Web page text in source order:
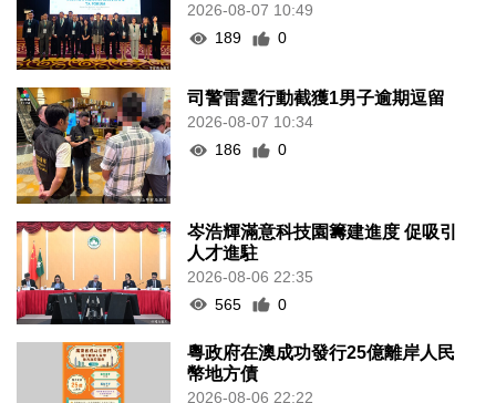
2026-08-07 10:49
189
0
司警雷霆行動截獲1男子逾期逗留
2026-08-07 10:34
186
0
岑浩輝滿意科技園籌建進度 促吸引
人才進駐
2026-08-06 22:35
565
0
粵政府在澳成功發行25億離岸人民
幣地方債
2026-08-06 22:22